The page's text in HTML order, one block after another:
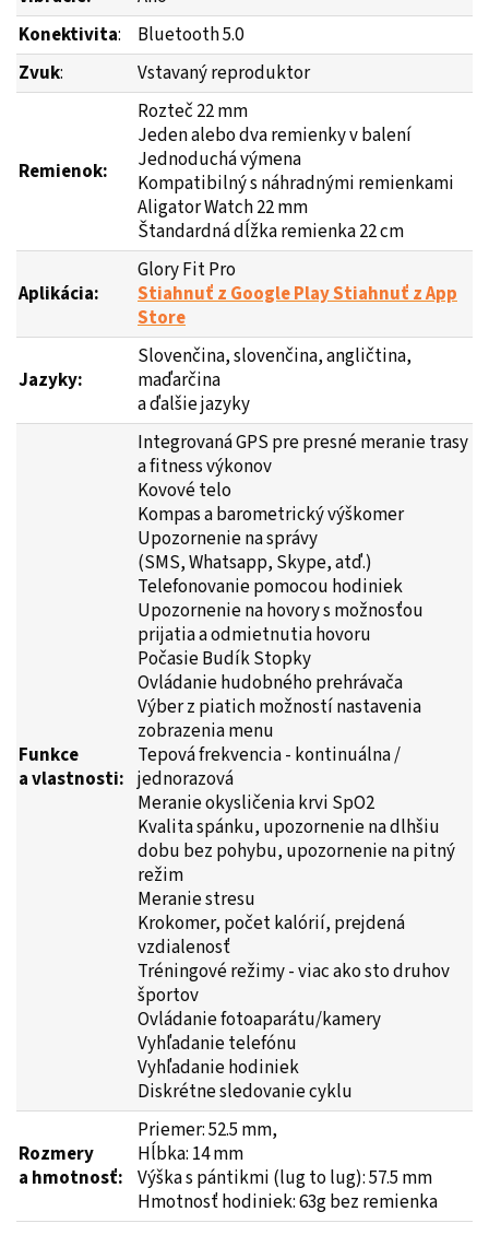
Konektivita:
Bluetooth 5.0
Zvuk: Vstavaný reproduktor
Remienok:
Rozteč 22 mm
Jeden alebo dva remienky v balení
Jednoduchá výmena
Kompatibilný s náhradnými remienkami
Aligator Watch 22 mm
Štandardná dĺžka remienka 22 cm
Aplikácia:
Glory Fit Pro
Stiahnuť z Google PlayStiahnuť z App
Store
Jazyky:
Slovenčina, slovenčina, angličtina,
maďarčina
a ďalšie jazyky
Funkce
a vlastnosti:
Integrovaná GPS pre presné meranie trasy
a fitness výkonov
Kovové telo
Kompas a barometrický výškomer
Upozornenie na správy
(SMS, Whatsapp, Skype, atď.)
Telefonovanie pomocou hodiniek
Upozornenie na hovory s možnosťou
prijatia a odmietnutia hovoru
Počasie Budík Stopky
Ovládanie hudobného prehrávača
Výber z piatich možností nastavenia
zobrazenia menu
Tepová frekvencia - kontinuálna /
jednorazová
Meranie okysličenia krvi SpO2
Kvalita spánku, upozornenie na dlhšiu
dobu bez pohybu, upozornenie na pitný
režim
Meranie stresu
Krokomer, počet kalórií, prejdená
vzdialenosť
Tréningové režimy - viac ako sto druhov
športov
Ovládanie fotoaparátu/kamery
Vyhľadanie telefónu
Vyhľadanie hodiniek
Diskrétne sledovanie cyklu
Rozmery
a hmotnosť:
Priemer: 52.5 mm,
Hĺbka: 14 mm
Výška s pántikmi (lug to lug): 57.5 mm
Hmotnosť hodiniek: 63g bez remienka